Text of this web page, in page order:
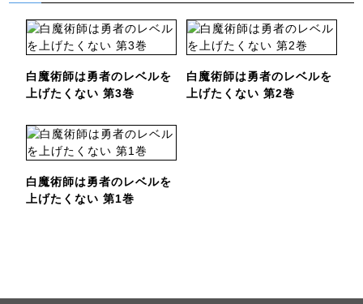
白魔術師は勇者のレベルを
上げたくない 第3巻
白魔術師は勇者のレベルを
上げたくない 第2巻
白魔術師は勇者のレベルを
上げたくない 第1巻